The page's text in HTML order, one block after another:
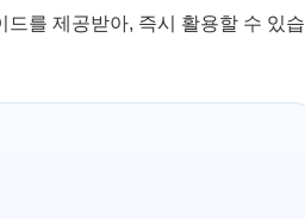
를 제공받아, 즉시 활용할 수 있습